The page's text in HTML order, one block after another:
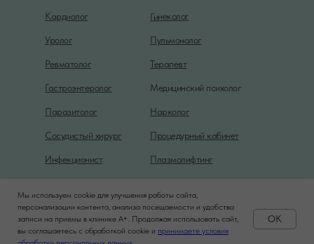
Мы используем cookie для улучшения работы сайта,
персонализации контента, анализа посещаемости и удобства
записи на приемы в клинике A+. Продолжая использовать сайт,
вы соглашаетесь с обработкой cookie и принимаете условия
OK
Политика конфиденциальности
Уролог
Кардиолог
Инфекционист
Сосудистый хирург
Паразитолог
Медицинский психолог
Ревматолог
Пульмонолог
Гинеколог
Плазмолифтинг
Процедурный кабинет
Нарколог
Гастроэнтеролог
Терапевт
Задать вопрос